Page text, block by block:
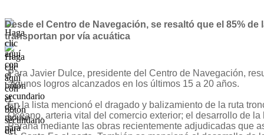
Desde el Centro de Navegación, se resaltó que el 85% de
transportan por vía acuática
Para Javier Dulce, presidente del Centro de Navegación,
algunos logros alcanzados en los últimos 15 a 20 años.
En la lista mencionó el dragado y balizamiento de la ruta
Océano, arteria vital del comercio exterior; el desarrollo de
Paraná mediante las obras recientemente adjudicadas que